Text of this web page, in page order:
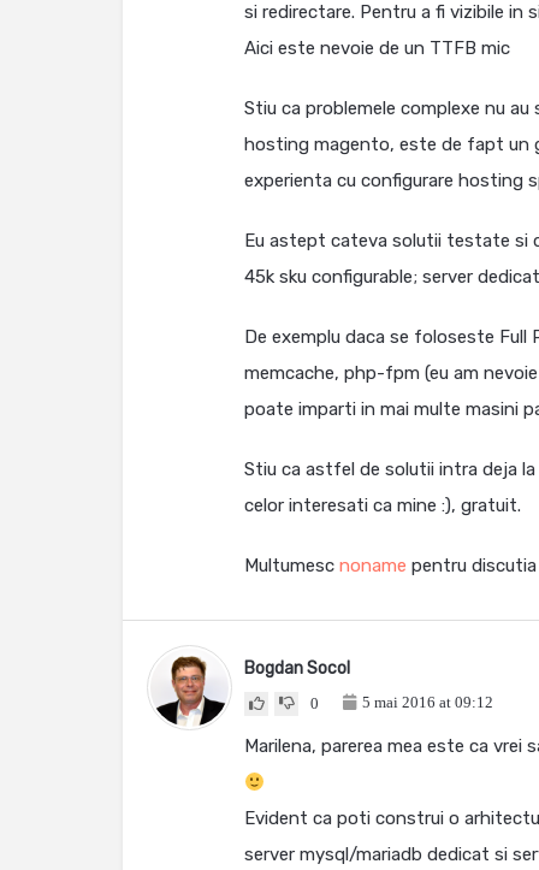
si redirectare. Pentru a fi vizibile in
Aici este nevoie de un TTFB mic
Stiu ca problemele complexe nu
hosting magento, este de fapt un
experienta cu configurare hosting
Eu astept cateva solutii testate si
45k sku configurable; server
De exemplu daca se foloseste Full
memcache, php-fpm (eu am
poate imparti in mai multe masini
Stiu ca astfel de solutii intra deja
celor interesati ca mine :), gratuit.
Multumesc noname pentru
Bogdan Socol
0 5 mai 2016 at 09:12
Marilena, parerea mea este ca vrei
Evident ca poti construi o
server mysql/mariadb dedicat si